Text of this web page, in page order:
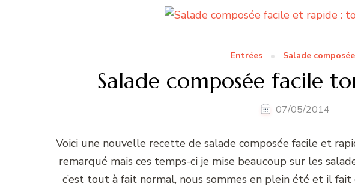
Entrées Salade composée
Salade composée facile
07/05/2014
Voici une nouvelle recette de salade composée facile et
remarqué mais ces temps-ci je mise beaucoup sur les
c’est tout à fait normal, nous sommes en plein été et il fait